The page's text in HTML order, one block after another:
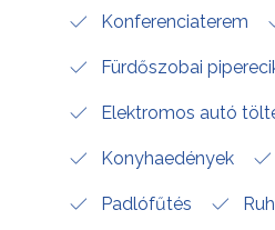
Konferenciaterem
Fürdőszobai
Elektromos autó
Konyhaedények
Padlófűtés